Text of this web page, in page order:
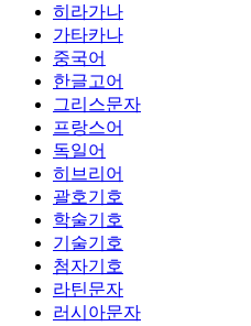
히라가나
가타카나
중국어
한글고어
그리스문자
프랑스어
독일어
히브리어
괄호기호
학술기호
기술기호
첨자기호
라틴문자
러시아문자